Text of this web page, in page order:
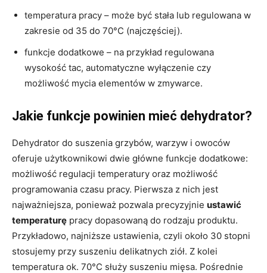
temperatura pracy – może być stała lub regulowana w
zakresie od 35 do 70°C (najczęściej).
funkcje dodatkowe – na przykład regulowana
wysokość tac, automatyczne wyłączenie czy
możliwość mycia elementów w zmywarce.
Jakie funkcje powinien mieć dehydrator?
Dehydrator do suszenia grzybów, warzyw i owoców
oferuje użytkownikowi dwie główne funkcje dodatkowe:
możliwość regulacji temperatury oraz możliwość
programowania czasu pracy. Pierwsza z nich jest
najważniejsza, ponieważ pozwala precyzyjnie ustawić
temperaturę pracy dopasowaną do rodzaju produktu.
Przykładowo, najniższe ustawienia, czyli około 30 stopni
stosujemy przy suszeniu delikatnych ziół. Z kolei
temperatura ok. 70°C służy suszeniu mięsa. Pośrednie